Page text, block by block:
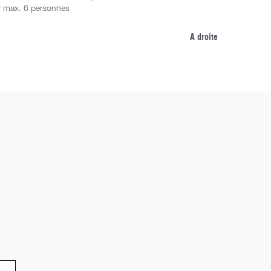
max. 6 personnes
A droite